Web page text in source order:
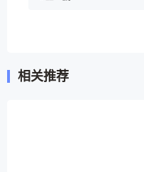
相关推荐